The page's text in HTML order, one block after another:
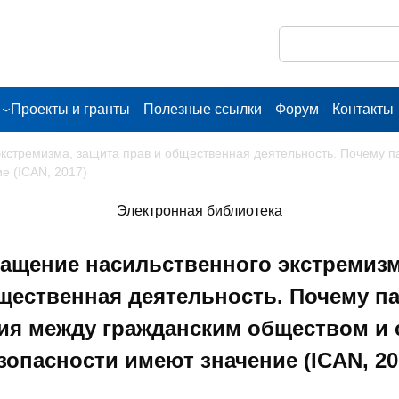
Проекты и гранты Полезные ссылки Форум Контакты
защита прав и общественная деятельность. Почему
(ICAN, 2017)
Электронная библиотека
насильственного
деятельность. Почему
между гражданским обществом и
имеют значение (ICAN,